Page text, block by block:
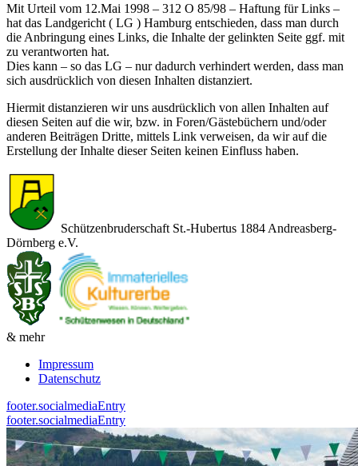
Mit Urteil vom 12.Mai 1998 – 312 O 85/98 – Haftung für Links –
hat das Landgericht ( LG ) Hamburg entschieden, dass man durch
die Anbringung eines Links, die Inhalte der gelinkten Seite ggf. mit
zu verantworten hat.
Dies kann – so das LG – nur dadurch verhindert werden, dass man
sich ausdrücklich von diesen Inhalten distanziert.
Hiermit distanzieren wir uns ausdrücklich von allen Inhalten auf
diesen Seiten auf die wir, bzw. in Foren/Gästebüchern und/oder
anderen Beiträgen Dritte, mittels Link verweisen, da wir auf die
Erstellung der Inhalte dieser Seiten keinen Einfluss haben.
Schützenbruderschaft St.-Hubertus 1884 Andreasberg-
Dörnberg e.V.
& mehr
Impressum
Datenschutz
footer.socialmediaEntry
footer.socialmediaEntry